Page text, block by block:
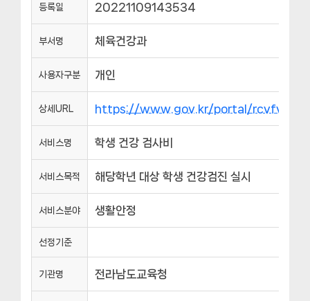
등록일 20221109143534
부서명 체육건강과
사용자구분 개인
상세URL https://www.gov.kr/portal/
서비스명 학생 건강 검사비
서비스목적 해당학년 대상 학생 건강검진 실시
서비스분야 생활안정
선정기준
기관명 전라남도교육청